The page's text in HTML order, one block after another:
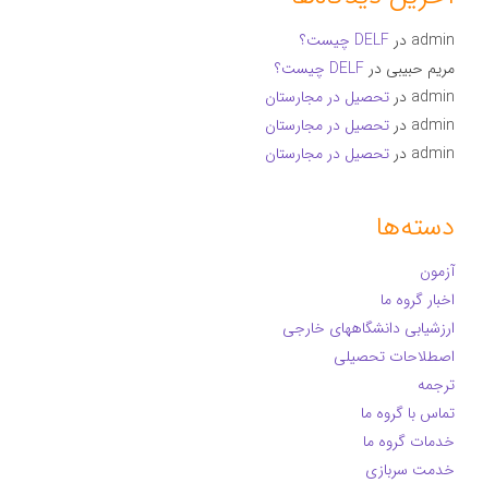
admin در DELF چیست؟
مریم حبیبی در DELF چیست؟
admin در تحصیل در مجارستان
admin در تحصیل در مجارستان
admin در تحصیل در مجارستان
دسته‌ها
آزمون
اخبار گروه ما
ارزشیابی دانشگاههای خارجی
اصطلاحات تحصیلی
ترجمه
تماس با گروه ما
خدمات گروه ما
خدمت سربازی